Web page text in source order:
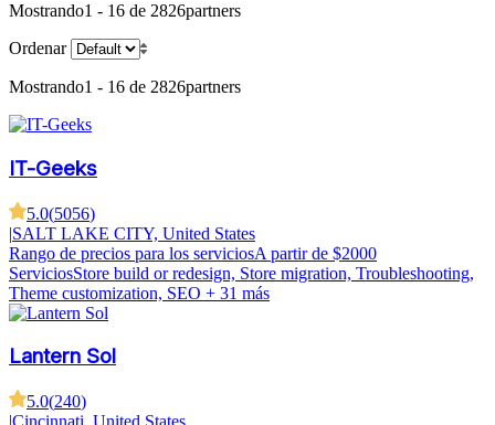
Mostrando1 - 16 de 2826partners
Ordenar
Mostrando1 - 16 de 2826partners
IT-Geeks
5.0(5056)
|SALT LAKE CITY, United States
Rango de precios para los serviciosA partir de $2000
ServiciosStore build or redesign, Store migration, Troubleshooting,
Theme customization, SEO + 31 más
Lantern Sol
5.0(240)